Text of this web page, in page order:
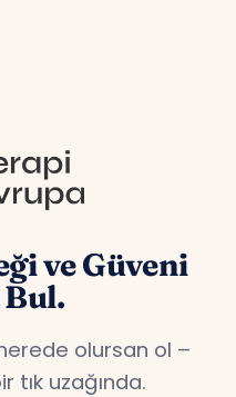
ve Güveni
olursan ol –
tık uzağında.